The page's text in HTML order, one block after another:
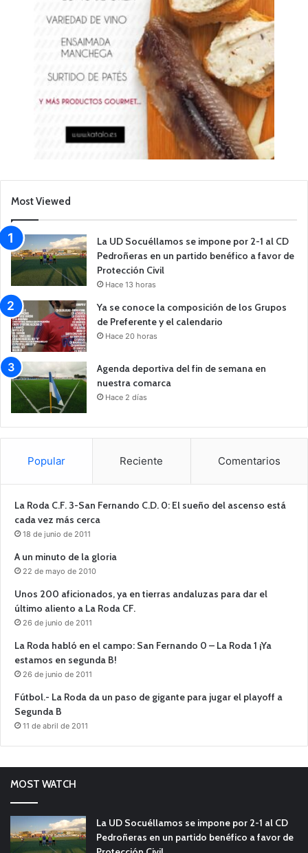
Most Viewed
La UD Socuéllamos se impone por 2-1 al CD
Pedroñeras en un partido benéfico a favor de
Protección Civil
Hace 13 horas
Ya se conoce la composición de los Grupos
de Preferente y el calendario
Hace 20 horas
Agenda deportiva del fin de semana en
nuestra comarca
Hace 2 días
Popular Reciente Comentarios
La Roda C.F. 3-San Fernando C.D. 0: El sueño del ascenso está
cada vez más cerca
18 de junio de 2011
A un minuto de la gloria
22 de mayo de 2010
Unos 200 aficionados, ya en tierras andaluzas para dar el
último aliento a La Roda CF.
26 de junio de 2011
La Roda habló en el campo: San Fernando 0 – La Roda 1 ¡Ya
estamos en segunda B!
26 de junio de 2011
Fútbol.- La Roda da un paso de gigante para jugar el playoff a
Segunda B
11 de abril de 2011
MOST WATCH
La UD Socuéllamos se impone por 2-1 al CD
Pedroñeras en un partido benéfico a favor de